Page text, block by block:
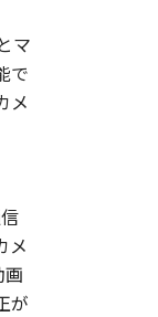
マ
で
メ
メ
画
が